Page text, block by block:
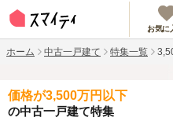
お気に
ホーム 中古一戸建て 特集一覧
価格が3,500万円以下
の中古一戸建て特集